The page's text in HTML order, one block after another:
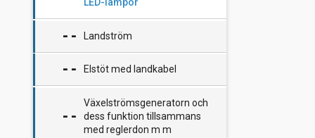
Mera om Ankring, för och
emot kätting
Rapport om ankarprov
Den svaga länken vid Ankring
– splits kätting/lina
Hur skyddar du ditt bränsle
Landström
Elstöt med landkabel
Växelströmsgeneratorn och
dess funktion tillsammans
med reglerdon m m